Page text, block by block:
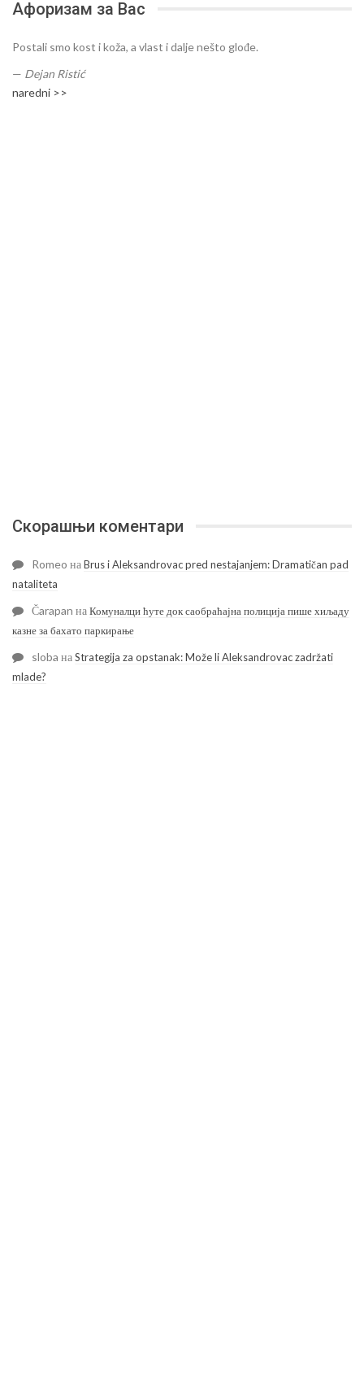
Афоризам за Вас
Postali smo kost i koža, a vlast i dalje nešto glođe.
— Dejan Ristić
naredni >>
Скорашњи коментари
Romeo наBrus i Aleksandrovac pred nestajanjem: Dramatičan pad
nataliteta
Čarapan наКомуналци ћуте док саобраћајна полиција пише хиљаду
казне за бахато паркирање
sloba наStrategija za opstanak: Može li Aleksandrovac zadržati
mlade?